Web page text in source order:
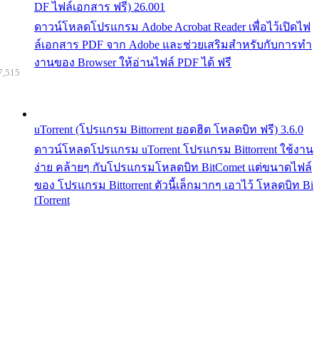
DF ไฟล์เอกสาร ฟรี) 26.001
ดาวน์โหลดโปรแกรม Adobe Acrobat Reader เพื่อไว้เปิดไฟ
ล์เอกสาร PDF จาก Adobe และช่วยเสริมสำหรับกับการทำ
งานของ Browser ให้อ่านไฟล์ PDF ได้ ฟรี
uTorrent (โปรแกรม Bittorrent ยอดฮิต โหลดบิท ฟรี) 3.6.0
ดาวน์โหลดโปรแกรม uTorrent โปรแกรม Bittorrent ใช้งาน
ง่าย คล้ายๆ กับโปรแกรมโหลดบิท BitComet แต่ขนาดไฟล์
ของ โปรแกรม Bittorrent ตัวนี้เล็กมากๆ เอาไว้ โหลดบิท Bi
tTorrent